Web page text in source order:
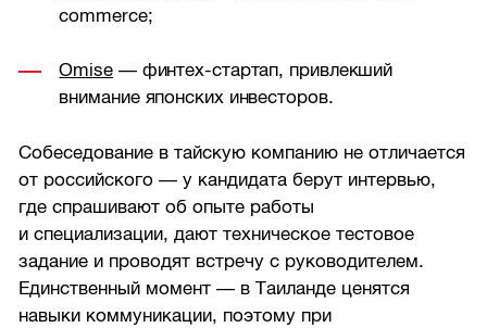
commerce;
Omise— финтех-стартап, привлекший
внимание японских инвесторов.
Собеседование в тайскую компанию не отличается
от российского — у кандидата берут интервью,
где спрашивают об опыте работы
и специализации, дают техническое тестовое
задание и проводят встречу с руководителем.
Единственный момент — в Таиланде ценятся
навыки коммуникации, поэтому при